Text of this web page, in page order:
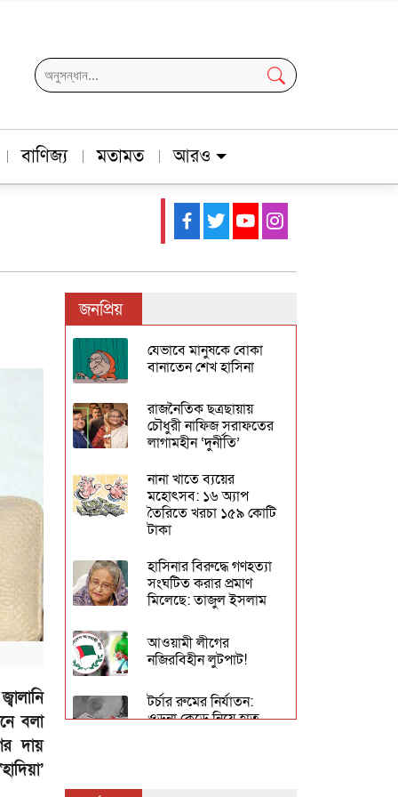
বাণিজ্য মতামত আরও
বলা
দায়
জনপ্রিয়
যেভাবে মানুষকে বোকা
বানাতেন শেখ হাসিনা
রাজনৈতিক ছত্রছায়ায়
চৌধুরী নাফিজ সরাফতের
লাগামহীন ‘দুর্নীতি’
নানা খাতে ব্যয়ের
মহোৎসব: ১৬ অ্যাপ
তৈরিতে খরচা ১৫৯ কোটি
টাকা
হাসিনার বিরুদ্ধে গণহত্যা
সংঘটিত করার প্রমাণ
মিলেছে: তাজুল ইসলাম
আওয়ামী লীগের
নজিরবিহীন লুটপাট!
টর্চার রুমের নির্যাতন:
ওড়না কেড়ে নিয়ে হাত